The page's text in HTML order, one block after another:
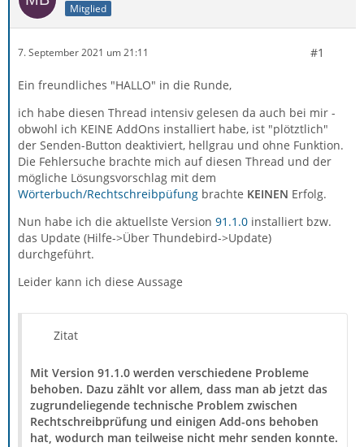
Mitglied
7. September 2021 um 21:11 #1
Ein freundliches "HALLO" in die Runde,
ich habe diesen Thread intensiv gelesen da auch bei mir -
obwohl ich KEINE AddOns installiert habe, ist "plötztlich"
der Senden-Button deaktiviert, hellgrau und ohne Funktion.
Die Fehlersuche brachte mich auf diesen Thread und der
mögliche Lösungsvorschlag mit dem
Wörterbuch/Rechtschreibpüfung brachte KEINEN Erfolg.
Nun habe ich die aktuellste Version 91.1.0 installiert bzw.
das Update (Hilfe->Über Thundebird->Update)
durchgeführt.
Leider kann ich diese Aussage
Zitat
Mit Version 91.1.0 werden verschiedene Probleme
behoben. Dazu zählt vor allem, dass man ab jetzt das
zugrundeliegende technische Problem zwischen
Rechtschreibprüfung und einigen Add-ons behoben
hat, wodurch man teilweise nicht mehr senden konnte.